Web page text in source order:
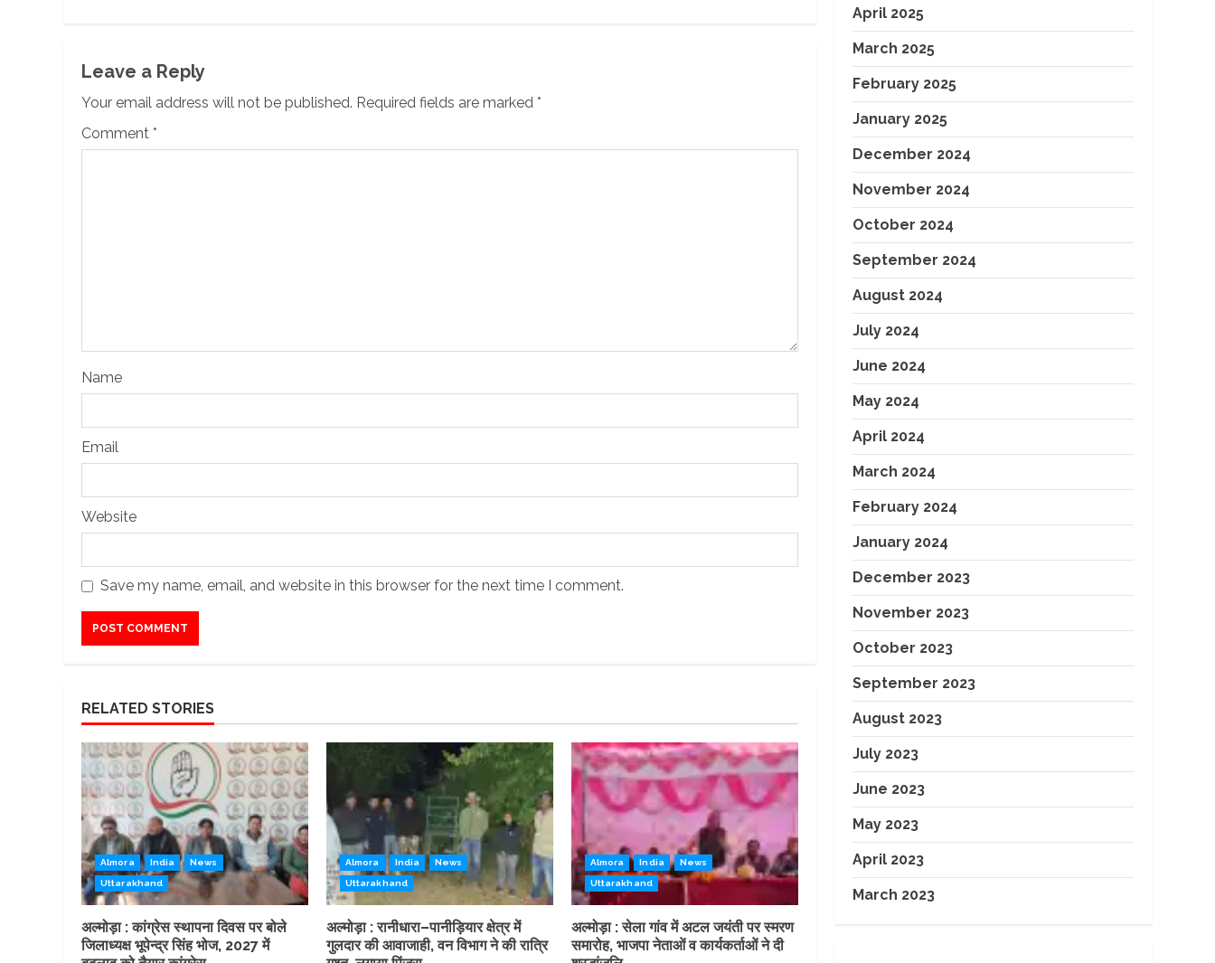
Leave a Reply
Your email address will not be published. Required fields are marked *
Comment *
Name
Email
Website
Save my name, email, and website in this browser for the next time I comment.
RELATED STORIES
Almora India News
Uttarakhand
अल्मोड़ा : कांग्रेस स्थापना दिवस पर बोले
जिलाध्यक्ष भूपेन्द्र सिंह भोज, 2027 में
Almora India News
Uttarakhand
अल्मोड़ा : रानीधारा–पानीड़ियार क्षेत्र में
गुलदार की आवाजाही, वन विभाग ने की रात्रि
Almora India News
Uttarakhand
अल्मोड़ा : सेला गांव में अटल जयंती पर स्मरण
समारोह, भाजपा नेताओं व कार्यकर्ताओं ने दी
April 2025
March 2025
February 2025
January 2025
December 2024
November 2024
October 2024
September 2024
August 2024
July 2024
June 2024
May 2024
April 2024
March 2024
February 2024
January 2024
December 2023
November 2023
October 2023
September 2023
August 2023
July 2023
June 2023
May 2023
April 2023
March 2023